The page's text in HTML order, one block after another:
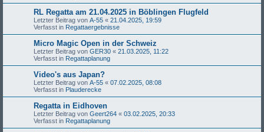
RL Regatta am 21.04.2025 in Böblingen Flugfeld
Letzter Beitrag von A-55 « 21.04.2025, 19:59
Verfasst in Regattaergebnisse
Micro Magic Open in der Schweiz
Letzter Beitrag von GER30 « 21.03.2025, 11:22
Verfasst in Regattaplanung
Video's aus Japan?
Letzter Beitrag von A-55 « 07.02.2025, 08:08
Verfasst in Plauderecke
Regatta in Eidhoven
Letzter Beitrag von Geert264 « 03.02.2025, 20:33
Verfasst in Regattaplanung